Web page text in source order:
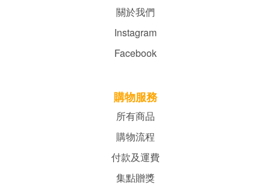
關於我們
Instagram
Facebook
購物服務
所有商品
購物流程
付款及運費
集點贈獎